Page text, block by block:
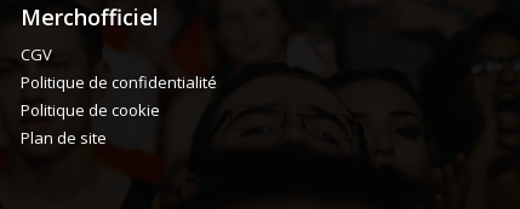
Merchofficiel
CGV
Politique de confidentialité
Politique de cookie
Plan de site